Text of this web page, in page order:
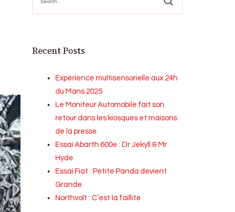
Recent Posts
Expérience multisensorielle aux 24h
du Mans 2025
Le Moniteur Automobile fait son
retour dans les kiosques et maisons
de la presse
Essai Abarth 600e : Dr Jekyll & Mr
Hyde
Essai Fiat : Petite Panda devient
Grande
Northvolt : C’est la faillite